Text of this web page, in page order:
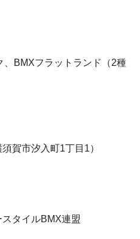
、BMXフラットランド（2種
賀市汐入町1丁目1）
タイルBMX連盟